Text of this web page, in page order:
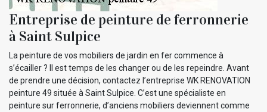
Entreprise de peinture de ferronnerie
à Saint Sulpice
La peinture de vos mobiliers de jardin en fer commence à
s’écailler ? Il est temps de les changer ou de les repeindre. Avant
de prendre une décision, contactez l’entreprise WK RENOVATION
peinture 49 située à Saint Sulpice. C’est une spécialiste en
peinture sur ferronnerie, d’anciens mobiliers deviennent comme